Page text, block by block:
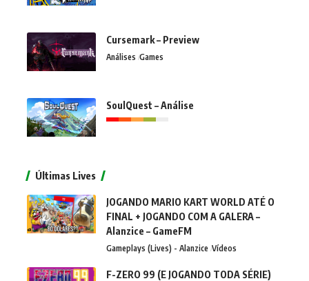
Cursemark – Preview
Análises Games
SoulQuest – Análise
Últimas Lives
JOGANDO MARIO KART WORLD ATÉ O
FINAL + JOGANDO COM A GALERA –
Alanzice – GameFM
Gameplays (Lives) - Alanzice Vídeos
F-ZERO 99 (E JOGANDO TODA SÉRIE)